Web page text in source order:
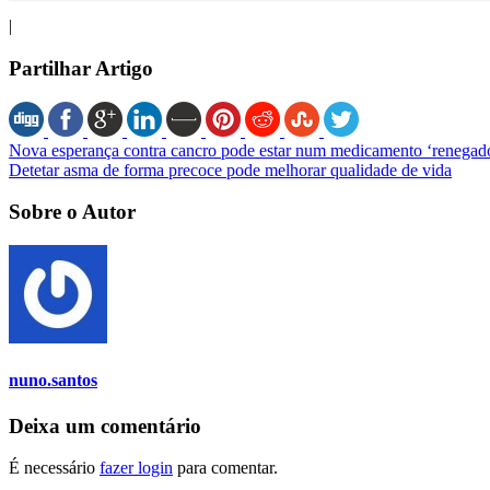
|
Partilhar Artigo
Nova esperança contra cancro pode estar num medicamento
Detetar asma de forma precoce pode melhorar qualidade de vida
Sobre o Autor
nuno.santos
Deixa um comentário
É necessário fazer login para comentar.